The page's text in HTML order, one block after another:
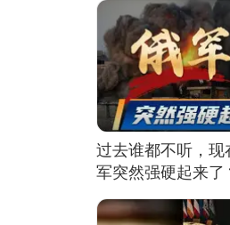
过去谁都不听，
军突然强硬起来了